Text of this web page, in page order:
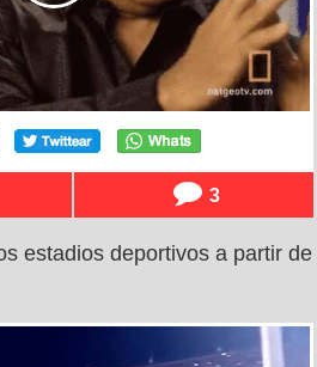
3
estadios deportivos a partir de